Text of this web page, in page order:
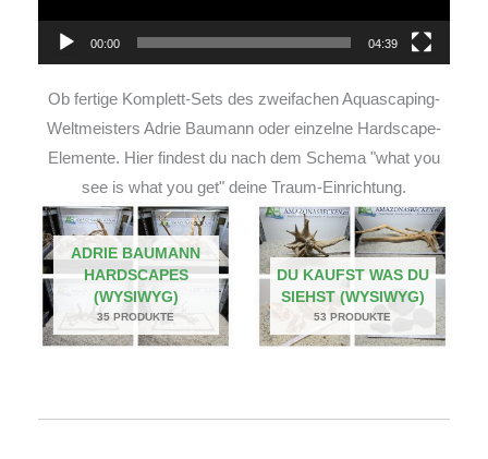
00:00 04:39
Ob fertige Komplett-Sets des zweifachen Aquascaping-
Weltmeisters Adrie Baumann oder einzelne Hardscape-
Elemente. Hier findest du nach dem Schema "what you
see is what you get" deine Traum-Einrichtung.
ADRIE BAUMANN
HARDSCAPES
(WYSIWYG)
35 PRODUKTE
DU KAUFST WAS DU
SIEHST (WYSIWYG)
53 PRODUKTE